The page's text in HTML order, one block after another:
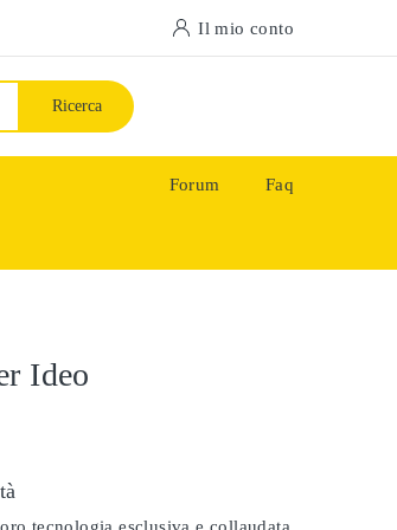
Il mio conto
Ricerca
Forum Faq
Ideo